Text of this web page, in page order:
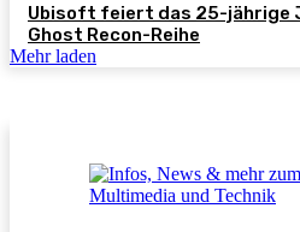
Ubisoft feiert das 25-jährige
Ghost Recon-Reihe
Mehr laden